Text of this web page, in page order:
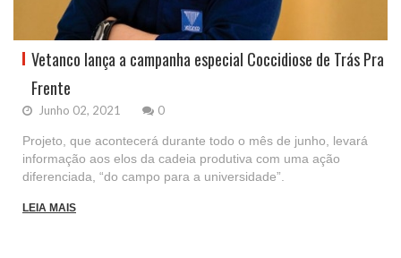
Vetanco lança a campanha especial Coccidiose de Trás Pra
Frente
Junho 02, 2021 0
Projeto, que acontecerá durante todo o mês de junho, levará
informação aos elos da cadeia produtiva com uma ação
diferenciada, “do campo para a universidade”.
LEIA MAIS